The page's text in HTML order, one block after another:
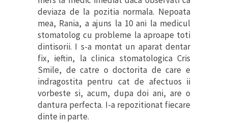
deviaza de la pozitia normala. Nepoata
mea, Rania, a ajuns la 10 ani la medicul
stomatolog cu probleme la aproape toti
dintisorii. I s-a montat un aparat dentar
fix, ieftin, la clinica stomatologica Cris
Smile, de catre o doctorita de care e
indragostita pentru cat de afectuos ii
vorbeste si, acum, dupa doi ani, are o
dantura perfecta. I-a repozitionat fiecare
dinte in parte.